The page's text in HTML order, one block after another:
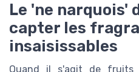
Le 'ne narquois'
capter les
insaisissables
Quand il s'agit de fruits